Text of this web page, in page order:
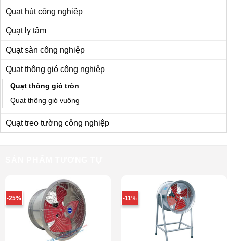
Quạt hút công nghiệp
Quạt ly tâm
Quạt sàn công nghiệp
Quạt thông gió công nghiệp
Quạt thông gió tròn
Quạt thông gió vuông
Quạt treo tường công nghiệp
-25% -11%